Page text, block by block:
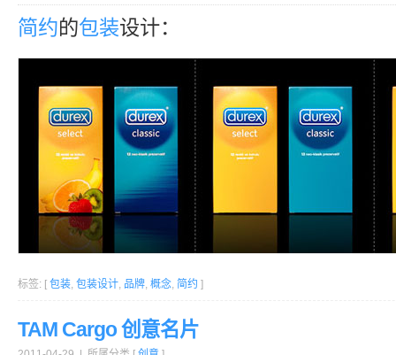
简约的包装设计：
标签: [ 包装, 包装设计, 品牌, 概念, 简约 ]
TAM Cargo 创意名片